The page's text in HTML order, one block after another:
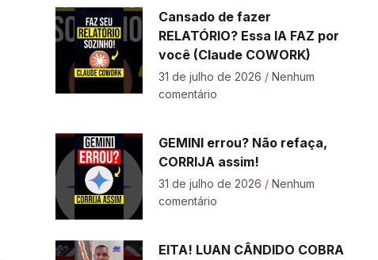
Cansado de fazer
RELATÓRIO? Essa IA FAZ por
você (Claude COWORK)
31 de julho de 2026 Nenhum
comentário
GEMINI errou? Não refaça,
CORRIJA assim!
31 de julho de 2026 Nenhum
comentário
EITA! LUAN CÂNDIDO COBRA